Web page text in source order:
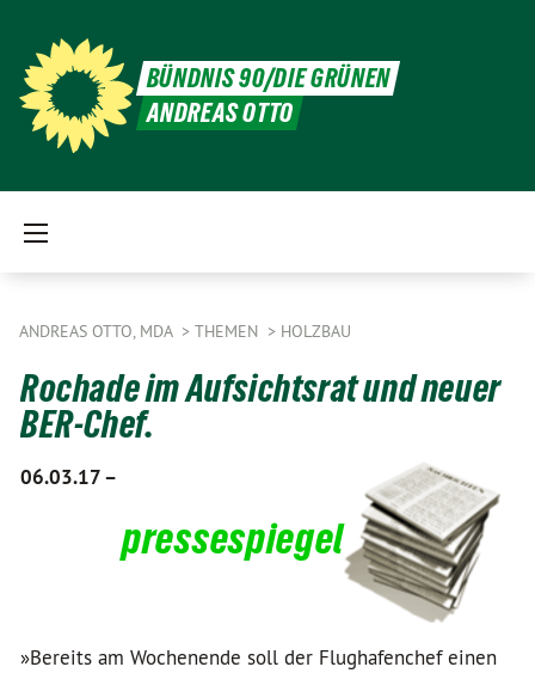
BÜNDNIS 90/DIE GRÜNEN
ANDREAS OTTO
ANDREAS OTTO, MDA THEMEN HOLZBAU
Rochade im Aufsichtsrat und neuer
BER-Chef.
06.03.17 –
pressespiegel
»Bereits am Wochenende soll der Flughafenchef einen